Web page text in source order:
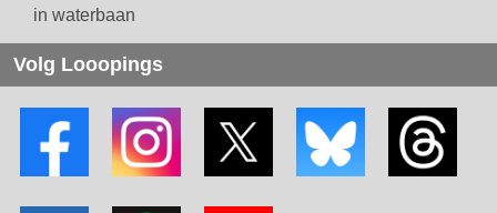
in waterbaan
Volg Looopings